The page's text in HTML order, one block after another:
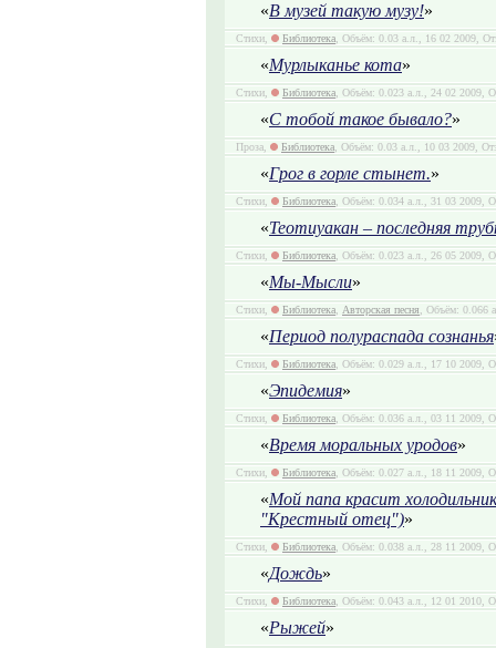
«В музей такую музу!»
Стихи, Библиотека, Объём: 0.03 а.л., 16 02 2009,
«Мурлыканье кота»
Стихи, Библиотека, Объём: 0.023 а.л., 24 02 2009,
«С тобой такое бывало?»
Проза, Библиотека, Объём: 0.03 а.л., 10 03 2009,
«Грог в горле стынет.»
Стихи, Библиотека, Объём: 0.034 а.л., 31 03 2009,
«Теотиуакан – последняя
Стихи, Библиотека, Объём: 0.023 а.л., 26 05 2009,
«Мы-Мысли»
Стихи, Библиотека, Авторская песня, Объём: 0.066
«Период полураспада сознанья
Стихи, Библиотека, Объём: 0.029 а.л., 17 10 2009,
«Эпидемия»
Стихи, Библиотека, Объём: 0.036 а.л., 03 11 2009,
«Время моральных уродов»
Стихи, Библиотека, Объём: 0.027 а.л., 18 11 2009,
«Мой папа красит
"Крестный отец")»
Стихи, Библиотека, Объём: 0.038 а.л., 28 11 2009,
«Дождь»
Стихи, Библиотека, Объём: 0.043 а.л., 12 01 2010,
«Рыжей»